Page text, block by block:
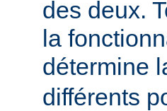
des deux.
la
détermine
différents